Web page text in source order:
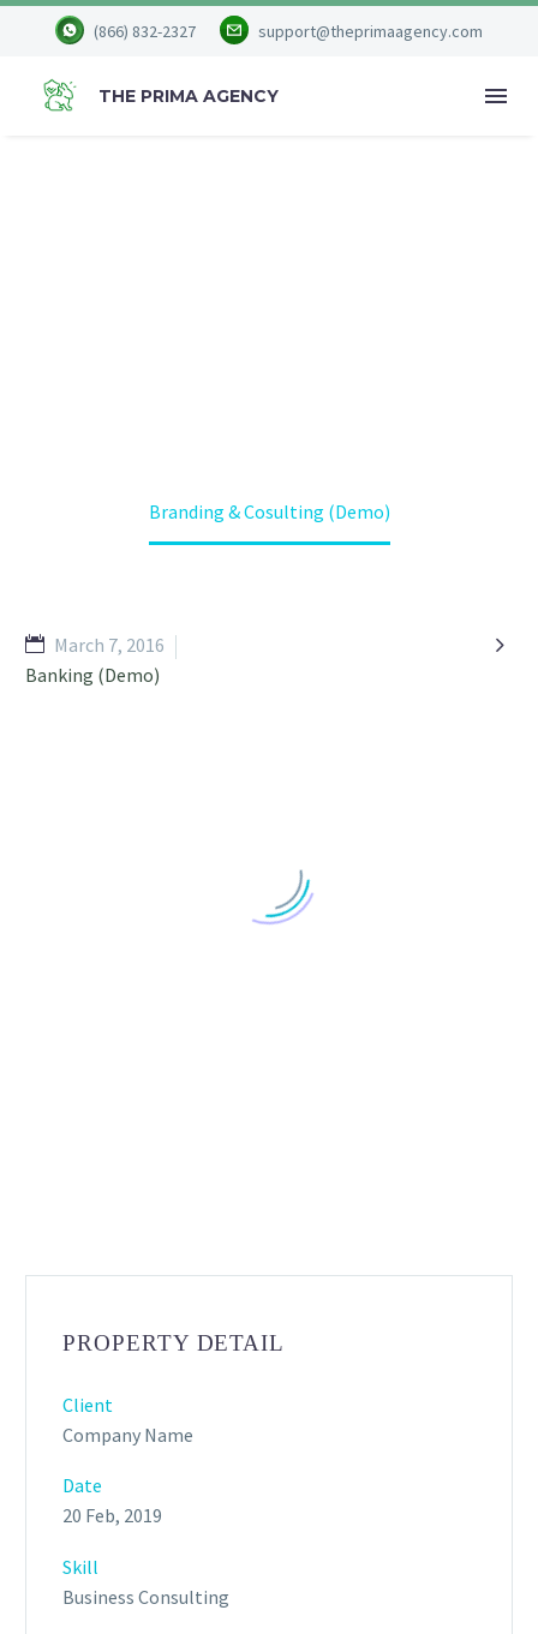
(866) 832-2327 support@theprimaagency.com
THE PRIMA AGENCY
Branding & Cosulting (Demo)

March 7, 2016
Banking (Demo)
PROPERTY DETAIL
Client
Company Name
Date
20 Feb, 2019
Skill
Business Consulting